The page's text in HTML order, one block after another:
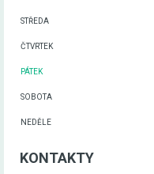
STŘEDA
ČTVRTEK
PÁTEK
SOBOTA
NEDĚLE
KONTAKTY